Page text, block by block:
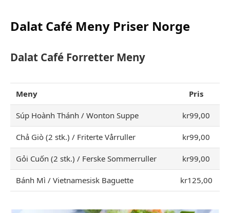
Dalat Café Meny Priser Norge
Dalat Café Forretter Meny
Meny Pris
Súp Hoành Thánh / Wonton Suppe kr99,00
Chả Giò (2 stk.) / Friterte Vårruller kr99,00
Gỏi Cuốn (2 stk.) / Ferske Sommerruller kr99,00
Bánh Mì / Vietnamesisk Baguette kr125,00